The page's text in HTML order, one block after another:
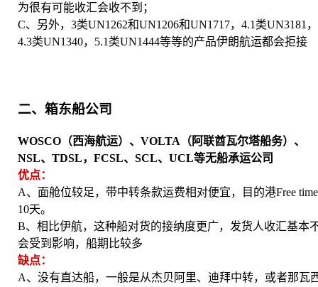
为很有可能收汇会收不到；
C、另外，3类UN1262和UN1206和UN1717，4.1类UN3181，
4.3类UN1340，5.1类UN1444等等的产品伊朗航运都会拒接
二、箱东船公司
WOSCO（西海航运）、VOLTA（阿联酋瓦尔塔船务）、
NSL、TDSL，FCSL、SCL、UCL等无船承运公司
优点：
A、面舱位较足，带中转条款运费相对便宜，目的港Free time
10天。
B、相比伊航，这种船对货的接纳度更广，发货人收汇基本
会受到影响，船期比较多
缺点：
A、没有直达船，一般是从杰贝阿里、迪拜中转，或者那瓦